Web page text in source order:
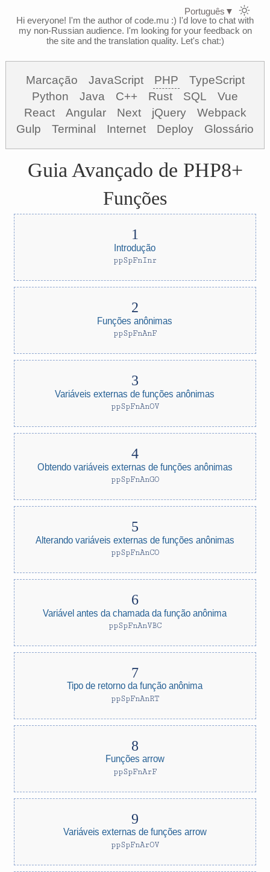
Hi everyone! I'm the author of code.mu :) I'd love to chat with
my non-Russian audience. I'm looking for your feedback on
the site and the translation quality. Let's chat:)
Marcação JavaScript PHP
TypeScript
Python
Java C++ Rust SQL
Vue
React
Angular Next jQuery
Webpack
Gulp
Terminal Internet Deploy Glossário
Guia Avançado de PHP8+
Funções
Introdução
ppSpFnInr
Funções anônimas
ppSpFnAnF
Variáveis externas de funções anônimas
ppSpFnAnOV
Obtendo variáveis externas de funções anônimas
ppSpFnAnGO
Alterando variáveis externas de funções anônimas
ppSpFnAnCO
Variável antes da chamada da função anônima
ppSpFnAnVBC
Tipo de retorno da função anônima
ppSpFnAnRT
Funções arrow
ppSpFnArF
Variáveis externas de funções arrow
ppSpFnArOV
Português ▼